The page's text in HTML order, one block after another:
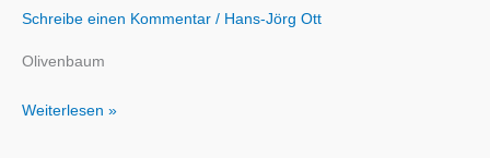
Schreibe einen Kommentar / Hans-Jörg Ott
Olivenbaum
Olivenbaum
Weiterlesen »